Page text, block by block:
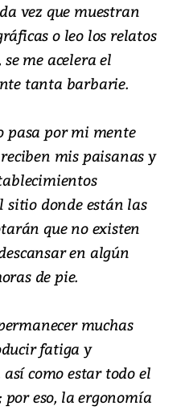
vez que muestran
o leo los relatos
me acelera el
tanta barbarie.
pasa por mi mente
mis paisanas y
sitio donde están las
que no existen
en algún
de pie.
muchas
fatiga y
como estar todo el
eso, la ergonomía